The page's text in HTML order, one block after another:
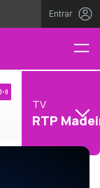
Entrar
TV
RTP